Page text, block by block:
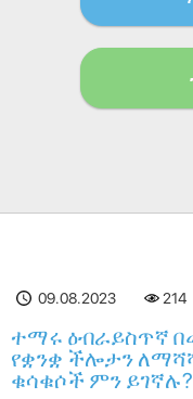
09.08.2023 214
ተማሩ ዕብራይስጥኛ
የቋንቋ ችሎታን
ቁሳቁሶች ምን ይገኛሉ?